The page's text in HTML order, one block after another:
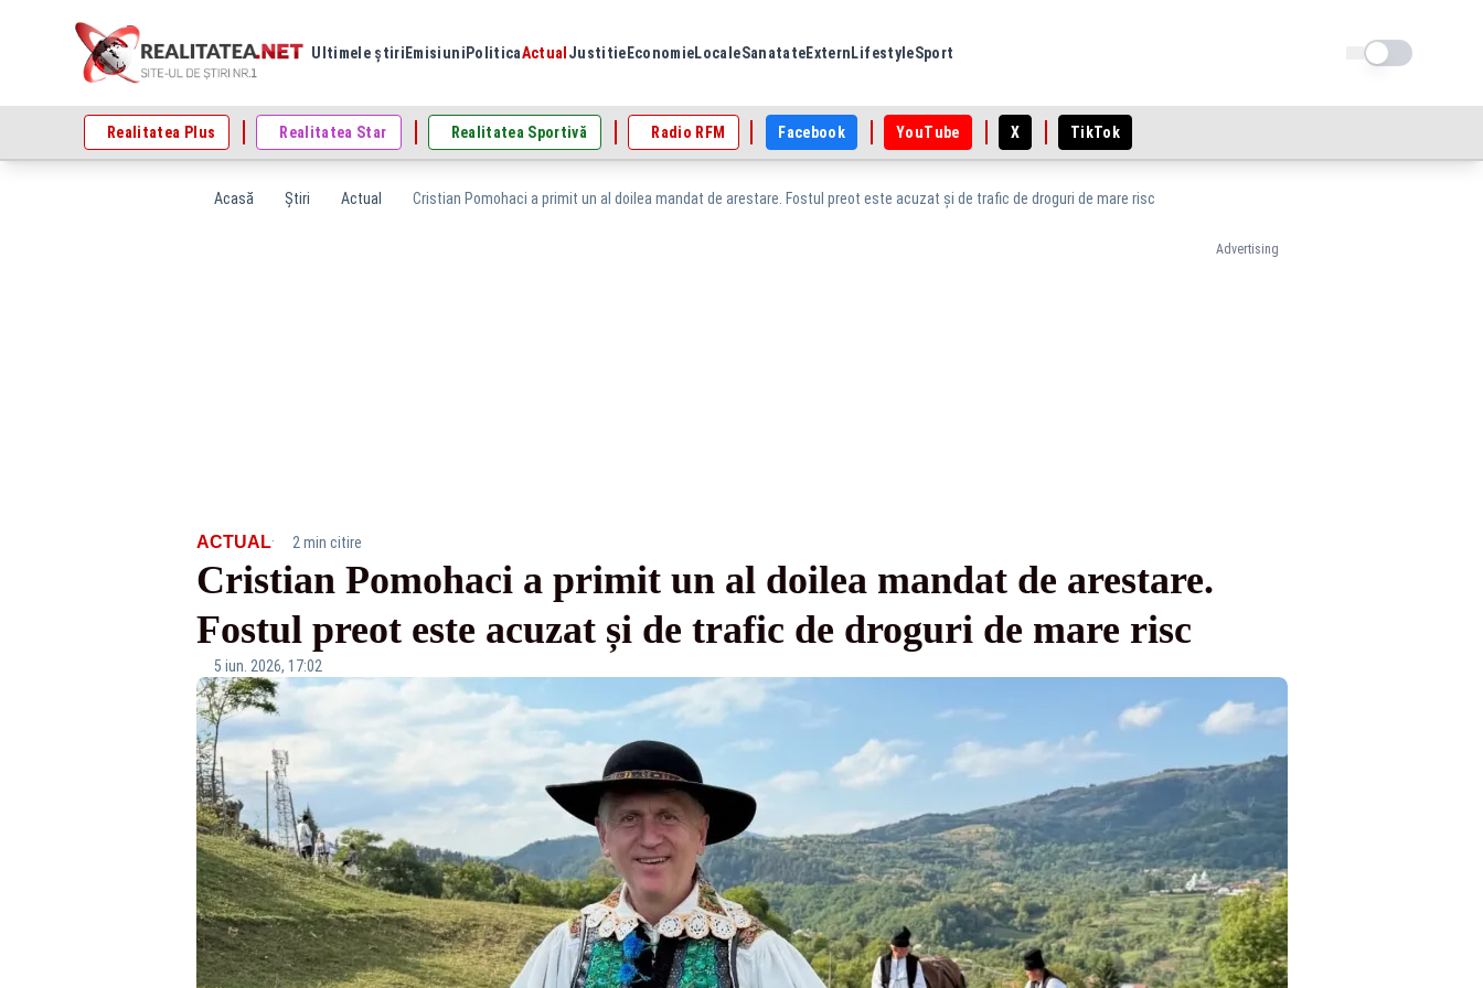
Ultimele știri Emisiuni PoliticaActual Justitie EconomieLocaleSanatateExtern LifestyleSport Schimba tema
Realitatea Plus Realitatea Star Realitatea Sportivă Radio RFM Facebook YouTube X TikTok
Acasă Știri Actual Cristian Pomohaci a primit un al doilea mandat de arestare. Fostul preot este acuzat și de trafic de droguri de mare risc
Advertising
ACTUAL· 2 min citire
Cristian Pomohaci a primit un al doilea mandat de arestare.
Fostul preot este acuzat și de trafic de droguri de mare risc
5 iun. 2026, 17:02